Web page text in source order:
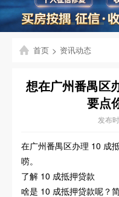
首页 > 资讯动态
想在广州番禺区
要点
发布
在广州番禺区办理 10 成
唠。
了解 10 成抵押贷款
啥是 10 成抵押贷款呢？